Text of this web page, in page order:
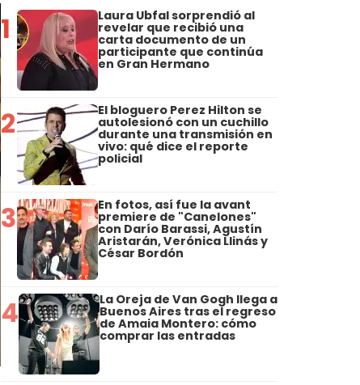
1 Laura Ubfal sorprendió al
revelar que recibió una
carta documento de un
participante que continúa
en Gran Hermano
2 El bloguero Perez Hilton se
autolesionó con un cuchillo
durante una transmisión en
vivo: qué dice el reporte
policial
3 En fotos, así fue la avant
premiere de "Canelones"
con Darío Barassi, Agustín
Aristarán, Verónica Llinás y
César Bordón
4 La Oreja de Van Gogh llega a
Buenos Aires tras el regreso
de Amaia Montero: cómo
comprar las entradas